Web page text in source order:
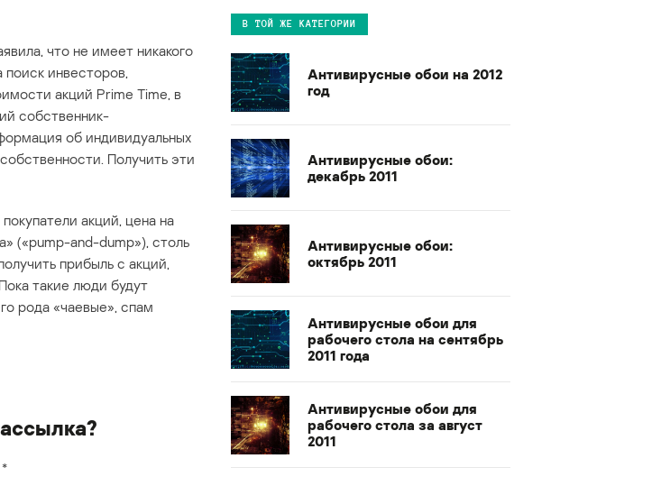
что не имеет никакого
инвесторов,
акций Prime Time, в
собственник-
об индивидуальных
Получить эти
акций, цена на
(«pump-and-dump»), столь
прибыль с акций,
такие люди будут
рода «чаевые», спам
*
В ТОЙ ЖЕ КАТЕГОРИИ
Антивирусные обои на 2012
год
Антивирусные обои:
декабрь 2011
Антивирусные обои:
октябрь 2011
Антивирусные обои для
рабочего стола на сентябрь
2011 года
Антивирусные обои для
рабочего стола за август
2011